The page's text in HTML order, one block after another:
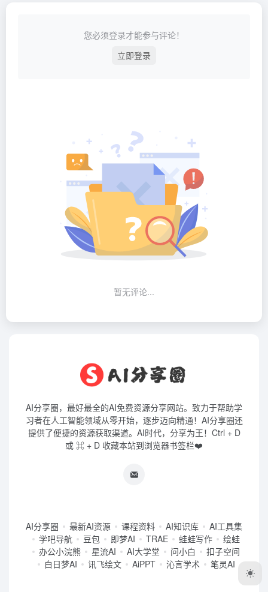
您必须登录才能参与评论！
立即登录
暂无评论...
AI分享圈，最好最全的AI免费资源分享网站。致力于帮助学
习者在人工智能领域从零开始，逐步迈向精通！AI分享圈还
提供了便捷的资源获取渠道。AI时代，分享为王！Ctrl + D
或 ⌘ + D 收藏本站到浏览器书签栏❤️
AI分享圈 最新AI资源 课程资料 AI知识库
AI工具集
学吧导航
豆包 即梦AI TRAE 蛙蛙写作
绘蛙
办公小浣熊
星流AI AI大学堂 问小白
扣子空间
白日梦AI
讯飞绘文 AiPPT 沁言学术 笔灵AI